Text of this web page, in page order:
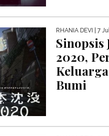
RHANIA DEVI | 7
Sinopsis
2020,
Bumi